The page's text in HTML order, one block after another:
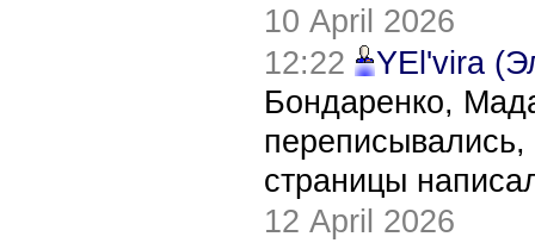
10 April 2026
12:22
YEl'vira
Бондаренко,
страницы
12 April 2026